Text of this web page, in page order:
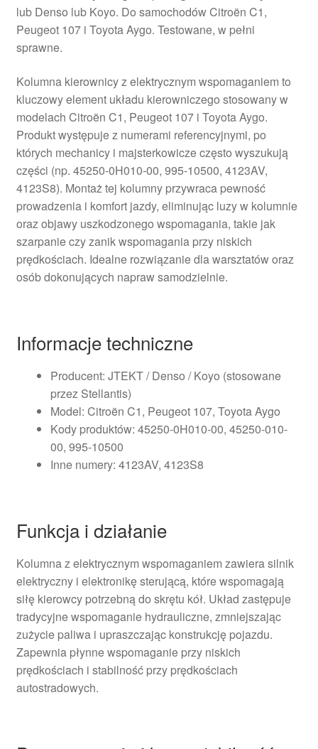
lub Denso lub Koyo. Do samochodów Citroën C1,
Peugeot 107 i Toyota Aygo. Testowane, w pełni
sprawne.
Kolumna kierownicy z elektrycznym wspomaganiem to
kluczowy element układu kierowniczego stosowany w
modelach Citroën C1, Peugeot 107 i Toyota Aygo.
Produkt występuje z numerami referencyjnymi, po
których mechanicy i majsterkowicze często wyszukują
części (np. 45250-0H010-00, 995-10500, 4123AV,
4123S8). Montaż tej kolumny przywraca pewność
prowadzenia i komfort jazdy, eliminując luzy w kolumnie
oraz objawy uszkodzonego wspomagania, takie jak
szarpanie czy zanik wspomagania przy niskich
prędkościach. Idealne rozwiązanie dla warsztatów oraz
osób dokonujących napraw samodzielnie.
Informacje techniczne
Producent: JTEKT / Denso / Koyo (stosowane
przez Stellantis)
Model: Citroën C1, Peugeot 107, Toyota Aygo
Kody produktów: 45250-0H010-00, 45250-010-
00, 995-10500
Inne numery: 4123AV, 4123S8
Funkcja i działanie
Kolumna z elektrycznym wspomaganiem zawiera silnik
elektryczny i elektronikę sterującą, które wspomagają
siłę kierowcy potrzebną do skrętu kół. Układ zastępuje
tradycyjne wspomaganie hydrauliczne, zmniejszając
zużycie paliwa i upraszczając konstrukcję pojazdu.
Zapewnia płynne wspomaganie przy niskich
prędkościach i stabilność przy prędkościach
autostradowych.